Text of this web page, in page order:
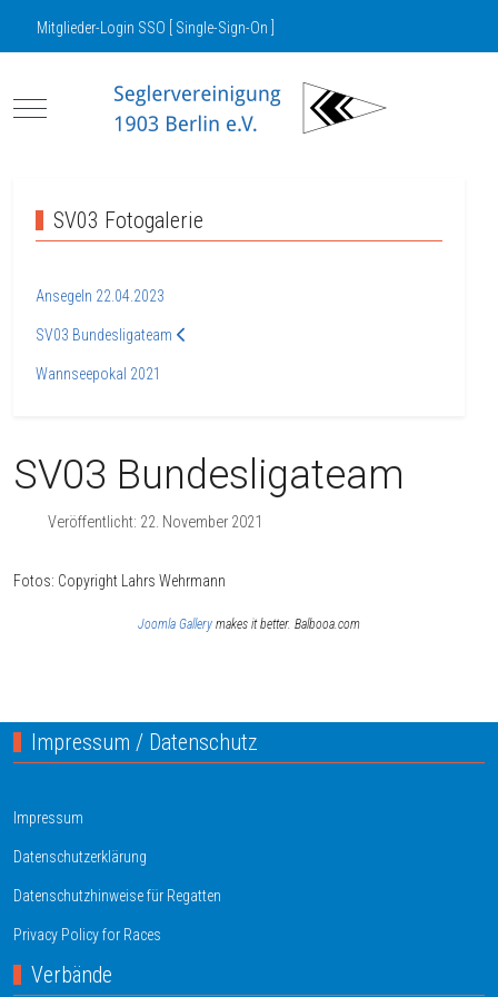
Mitglieder-Login SSO [ Single-Sign-On ]
Mobile Menu Toggle
SV03 Fotogalerie
Ansegeln 22.04.2023
SV03 Bundesligateam
Wannseepokal 2021
SV03 Bundesligateam
Veröffentlicht: 22. November 2021
Fotos: Copyright Lahrs Wehrmann
Joomla Gallery makes it better. Balbooa.com
Impressum / Datenschutz
Impressum
Datenschutzerklärung
Datenschutzhinweise für Regatten
Privacy Policy for Races
Verbände